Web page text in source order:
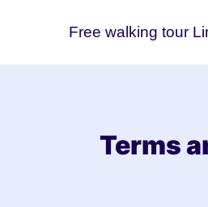
Free walking tour
Terms